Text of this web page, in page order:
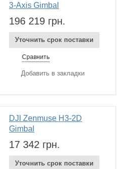
3-Axis Gimbal
196 219 грн.
Уточнить срок поставки
Сравнить
Добавить в закладки
DJI Zenmuse H3-2D
Gimbal
17 342 грн.
Уточнить срок поставки